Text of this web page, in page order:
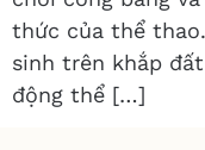
thức của thể
sinh trên khắp
động thể […]